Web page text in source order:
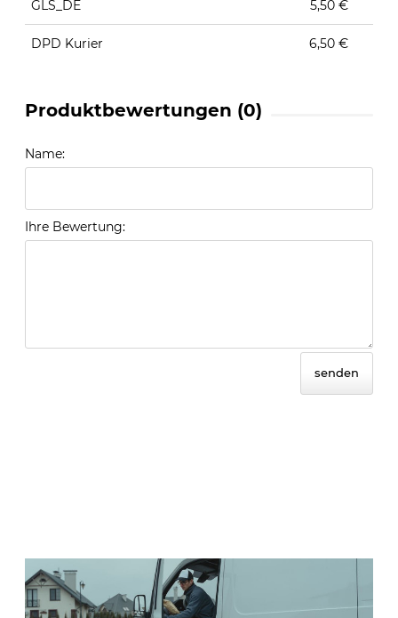
GLS_DE 5,50 €
DPD Kurier 6,50 €
Produktbewertungen (0)
Name:
Ihre Bewertung:
senden